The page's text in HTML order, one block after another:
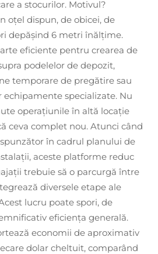
a stocurilor. Motivul?
oțel dispun, de obicei, de
depășind 6 metri înălțime.
eficiente pentru crearea de
podelelor de depozit,
temporare de pregătire sau
specializate. Nu
operațiunile în altă locație
ceva complet nou. Atunci când
în cadrul planului de
aceste platforme reduc
trebuie să o parcurgă între
diversele etape ale
lucru poate spori, de
eficiența generală.
economii de aproximativ
dolar cheltuit, comparând